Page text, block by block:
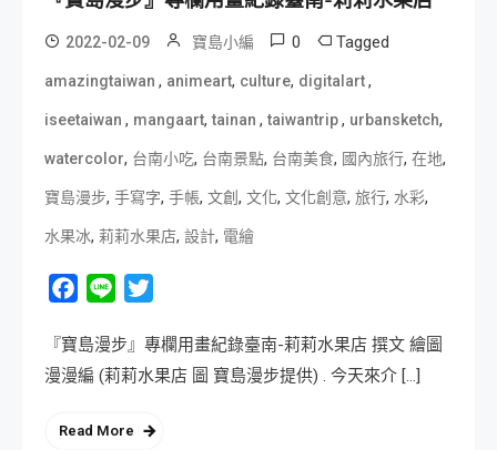
2022-02-09 寶島小編 0 Tagged
amazingtaiwan , animeart, culture, digitalart,
iseetaiwan , mangaart,tainan ,taiwantrip, urbansketch,
watercolor, 台南小吃, 台南景點, 台南美食, 國內旅行, 在地,
寶島漫步, 手寫字, 手帳, 文創 , 文化, 文化創意, 旅行, 水彩,
水果冰, 莉莉水果店, 設計, 電繪
Facebook
Line
『寶島漫步』專欄用畫紀錄臺南-莉莉水果店 撰文 繪圖
漫漫編 (莉莉水果店 圖 寶島漫步提供) . 今天來介 […]
Read More